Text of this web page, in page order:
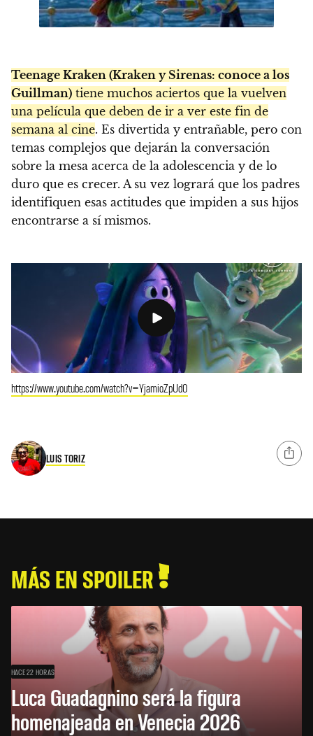
Teenage Kraken (Kraken y Sirenas: conoce a los
Guillman) tiene muchos aciertos que la vuelven
una película que deben de ir a ver este fin de
semana al cine. Es divertida y entrañable, pero con
temas complejos que dejarán la conversación
sobre la mesa acerca de la adolescencia y de lo
duro que es crecer. A su vez logrará que los padres
identifiquen esas actitudes que impiden a sus hijos
encontrarse a sí mismos.
https://www.youtube.com/watch?v=YjamioZpUd0
LUIS TORIZ
MÁS EN SPOILER
HACE 22 HORAS
Luca Guadagnino será la figura
homenajeada en Venecia 2026